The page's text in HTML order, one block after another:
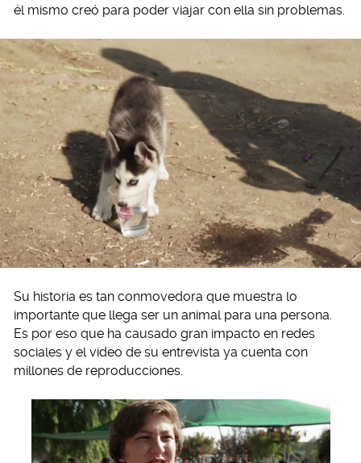
él mismo creó para poder viajar con ella sin problemas.
Su historia es tan conmovedora que muestra lo
importante que llega ser un animal para una persona.
Es por eso que ha causado gran impacto en redes
sociales y el video de su entrevista ya cuenta con
millones de reproducciones.